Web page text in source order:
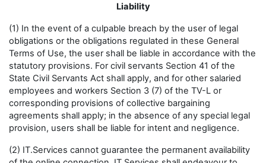
Liability
(1) In the event of a culpable breach by the user of legal
obligations or the obligations regulated in these General
Terms of Use, the user shall be liable in accordance with the
statutory provisions. For civil servants Section 41 of the
State Civil Servants Act shall apply, and for other salaried
employees and workers Section 3 (7) of the TV-L or
corresponding provisions of collective bargaining
agreements shall apply; in the absence of any special legal
provision, users shall be liable for intent and negligence.
(2) IT.Services cannot guarantee the permanent availability